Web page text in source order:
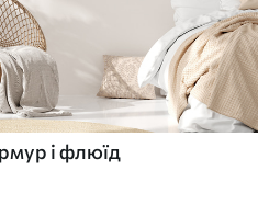
і флюїд